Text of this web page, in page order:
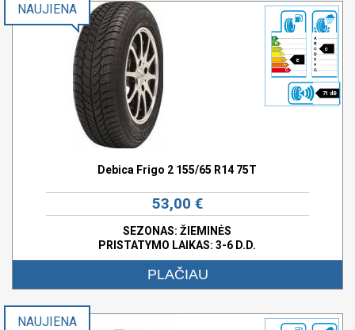
e
c
71 dB
NAUJIENA
Debica Frigo 2 155/65 R14 75T
53,00 €
SEZONAS: ŽIEMINĖS
PRISTATYMO LAIKAS: 3-6 D.D.
PLAČIAU
NAUJIENA